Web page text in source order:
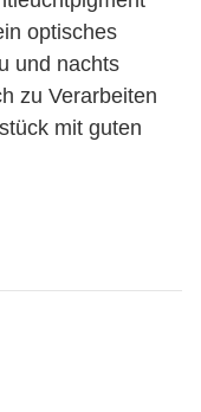
optisches
und nachts
zu Verarbeiten
mit guten